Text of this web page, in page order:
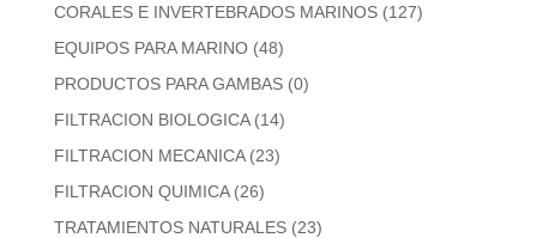
CORALES E INVERTEBRADOS MARINOS (127)
EQUIPOS PARA MARINO (48)
PRODUCTOS PARA GAMBAS (0)
FILTRACION BIOLOGICA (14)
FILTRACION MECANICA (23)
FILTRACION QUIMICA (26)
TRATAMIENTOS NATURALES (23)